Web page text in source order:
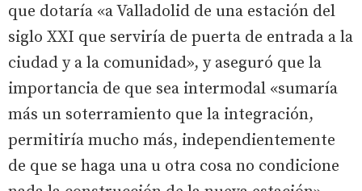
que dotaría «a Valladolid de una estación del
siglo XXI que serviría de puerta de entrada a la
ciudad y a la comunidad», y aseguró que la
importancia de que sea intermodal «sumaría
más un soterramiento que la integración,
permitiría mucho más, independientemente
de que se haga una u otra cosa no condicione